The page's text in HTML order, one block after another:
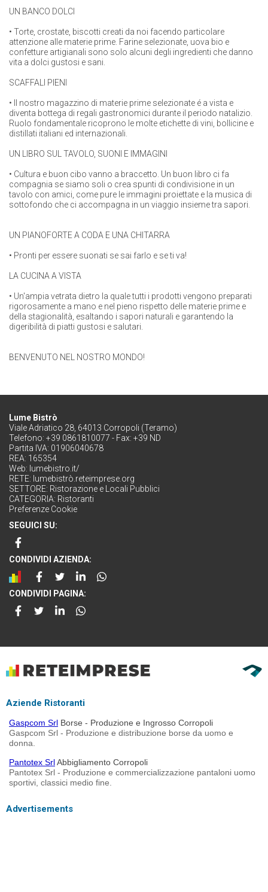
UN BANCO DOLCI
• Torte, crostate, biscotti creati da noi facendo particolare
attenzione alle materie prime. Farine selezionate, uova bio e
confetture artigianali sono solo alcuni degli ingredienti che danno
vita a dolci gustosi e sani.
SCAFFALI PIENI
• Il nostro magazzino di materie prime selezionate é a vista e
diventa bottega di regali gastronomici durante il periodo natalizio.
Ruolo fondamentale ricoprono le molte etichette di vini, bollicine e
distillati italiani ed internazionali.
UN LIBRO SUL TAVOLO, SUONI E IMMAGINI
• Cultura e buon cibo vanno a braccetto. Un buon libro ci fa
compagnia se siamo soli o crea spunti di condivisione in un
tavolo con amici, come pure le immagini proiettate e la musica di
sottofondo che ci accompagna in un viaggio insieme tra sapori.
UN PIANOFORTE A CODA E UNA CHITARRA
• Pronti per essere suonati se sai farlo e se ti va!
LA CUCINA A VISTA
• Un'ampia vetrata dietro la quale tutti i prodotti vengono preparati
rigorosamente a mano e nel pieno rispetto delle materie prime e
della stagionalità, esaltando i sapori naturali e garantendo la
digeribilità di piatti gustosi e salutari.
BENVENUTO NEL NOSTRO MONDO!
Lume Bistrò
Viale Adriatico 28, 64013 Corropoli (Teramo)
Telefono: +39 0861810077 - Fax: +39 ND
Partita IVA: 01906040678
REA: 165354
Web: lumebistro.it/
RETE: lumebistrò.reteimprese.org
SETTORE: Ristorazione e Locali Pubblici
CATEGORIA: Ristoranti
Preferenze Cookie
SEGUICI SU:
CONDIVIDI AZIENDA:
CONDIVIDI PAGINA:
Aziende Ristoranti
Gaspcom Srl Borse - Produzione e Ingrosso Corropoli
Gaspcom Srl - Produzione e distribuzione borse da uomo e
donna.
Pantotex SrlAbbigliamento Corropoli
Pantotex Srl - Produzione e commercializzazione pantaloni uomo
sportivi, classici medio fine.
Advertisements